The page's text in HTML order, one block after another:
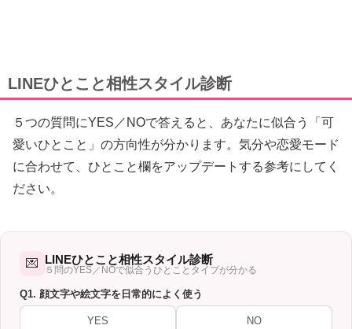
LINEひとこと相性スタイル診断
５つの質問にYES／NOで答えると、あなたに似合う「可
愛いひとこと」の方向性が分かります。気分や恋愛モード
に合わせて、ひとこと欄をアップデートする参考にしてく
ださい。
💌 LINEひとこと相性スタイル診断
５問のYES／NOで似合うひとことタイプが分かる
Q1. 顔文字や絵文字を日常的によく使う
YES NO